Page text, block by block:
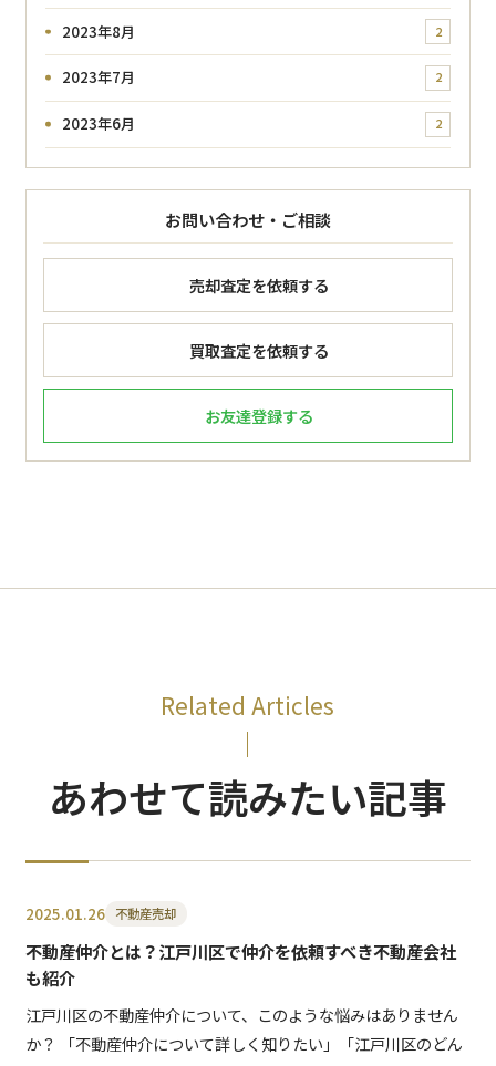
2023年8月 2
2023年7月 2
2023年6月 2
お問い合わせ・ご相談
売却査定を依頼する
買取査定を依頼する
お友達登録する
Related Articles
あわせて読みたい記事
2025.01.26 不動産売却
不動産仲介とは？江戸川区で仲介を依頼すべき不動産会社
も紹介
江戸川区の不動産仲介について、このような悩みはありません
か？ 「不動産仲介について詳しく知りたい」「江戸川区のどん